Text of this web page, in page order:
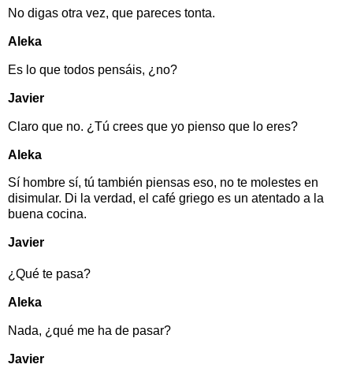
No digas otra vez, que pareces tonta.
Aleka
Es lo que todos pensáis, ¿no?
Javier
Claro que no. ¿Tú crees que yo pienso que lo eres?
Aleka
Sí hombre sí, tú también piensas eso, no te molestes en
disimular. Di la verdad, el café griego es un atentado a la
buena cocina.
Javier
¿Qué te pasa?
Aleka
Nada, ¿qué me ha de pasar?
Javier